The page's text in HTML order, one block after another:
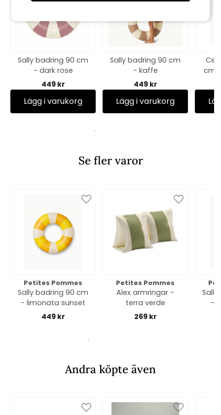
Sally badring 90 cm
- dark rose
449 kr
Lägg i varukorg
Sally badring 90 cm
- kaffe
449 kr
Lägg i varukorg
cm
Se fler varor
Petites Pommes
Sally badring 90 cm
- limonata sunset
449 kr
Petites Pommes
Alex armringar -
terra verde
269 kr
-
Andra köpte även